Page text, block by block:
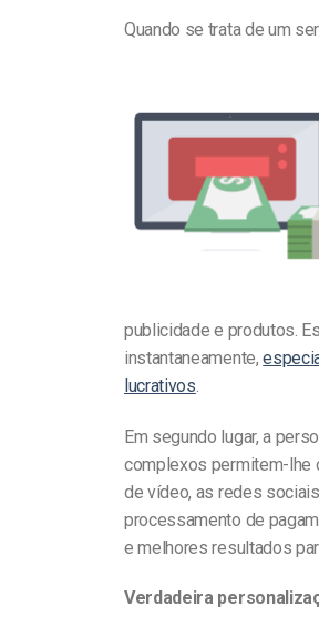
Quando se trata de um
publicidade e produtos.
instantaneamente,
lucrativos
Em segundo lugar, a
complexos permitem-lhe
de vídeo, as redes
processamento de
e melhores resultados
Verdadeira